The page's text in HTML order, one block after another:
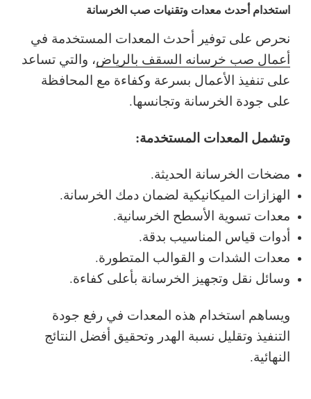
استخدام أحدث معدات وتقنيات صب الخرسانة
نحرص على توفير أحدث المعدات المستخدمة في
أعمال صب خرسانه السقف بالرياض، والتي تساعد
على تنفيذ الأعمال بسرعة وكفاءة مع المحافظة
على جودة الخرسانة وتجانسها.
وتشمل المعدات المستخدمة:
مضخات الخرسانة الحديثة.
الهزازات الميكانيكية لضمان دمك الخرسانة.
معدات تسوية الأسطح الخرسانية.
أدوات قياس المناسيب بدقة.
معدات الشدات و القوالب المتطورة.
وسائل نقل وتجهيز الخرسانة بأعلى كفاءة.
ويساهم استخدام هذه المعدات في رفع جودة
التنفيذ وتقليل نسبة الهدر وتحقيق أفضل النتائج
النهائية.